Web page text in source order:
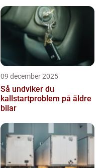
09 december 2025
Så undviker du
kallstartproblem på äldre
bilar